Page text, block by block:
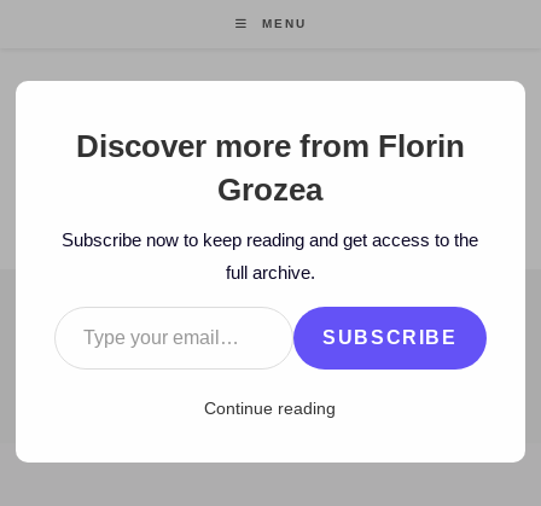
MENU
Florin Grozea
ENTREPRENEUR. FOUNDER/CEO MOCAPP.
BLOG
2008 > April > 28 > www > Ceva important se întâmplă –
Discover more from Florin
Grozea
Subscribe now to keep reading and get access to the
full archive.
Type your email…
SUBSCRIBE
Continue reading